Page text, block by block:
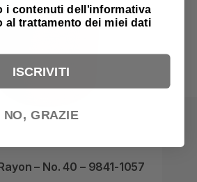
– No. 40 – 9841-1057
i contenuti dell'informativa
al trattamento dei miei dati
ISCRIVITI
NO, GRAZIE